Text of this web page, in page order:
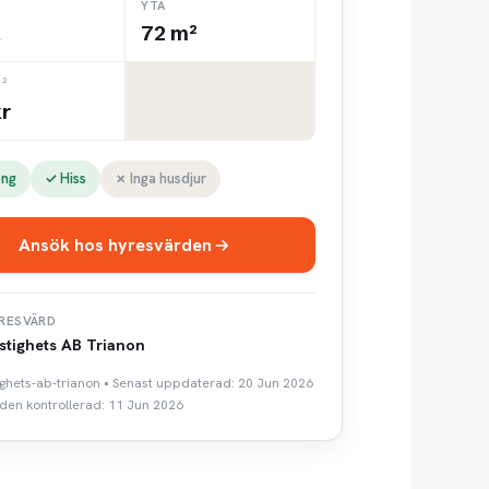
YTA
72 m²
✓ Hiss ✗ Inga husdjur
Ansök hos hyresvärden
AB Trianon
ab-trianon • Senast uppdaterad: 20 Jun 2026
kontrollerad: 11 Jun 2026